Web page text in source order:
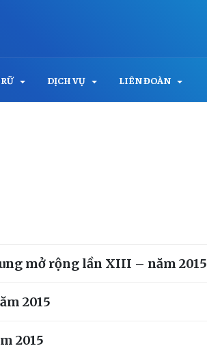
DỊCH VỤ LIÊN ĐOÀN
mở rộng lần XIII – năm 2015
2015
2015